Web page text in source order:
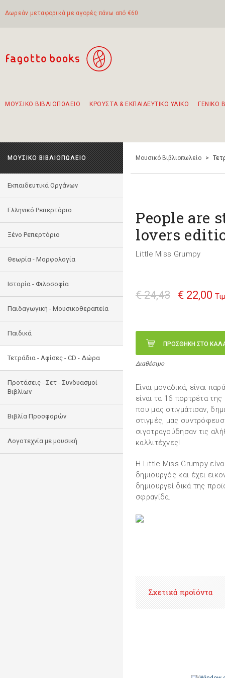
Δωρεάν μεταφορικά με αγορές πάνω από €60
ΜΟΥΣΙΚΟ ΒΙΒΛΙΟΠΩΛΕΙΟ ΚΡΟΥΣΤΑ & ΕΚΠΑΙΔΕΥΤΙΚΟ ΥΛΙΚΟ ΓΕΝΙΚΟ
ΜΟΥΣΙΚΟ ΒΙΒΛΙΟΠΩΛΕΙΟ
Εκπαιδευτικά Οργάνων
Ελληνικό Ρεπερτόριο
Ξένο Ρεπερτόριο
Θεωρία - Μορφολογία
Ιστορία - Φιλοσοφία
Παιδαγωγική - Μουσικοθεραπεία
Παιδικά
Τετράδια - Αφίσες - CD - Δώρα
Προτάσεις - Σετ - Συνδυασμοί
Βιβλίων
Βιβλία Προσφορών
Λογοτεχνία με μουσική
Μουσικό Βιβλιοπωλείο >
People are
lovers
Little Miss Grumpy
€ 24,43 € 22,00
ΠΡΟΣΘΗΚΗ ΣΤΟ
Διαθέσιμο
Είναι μοναδικά, είναι
είναι τα 16 πορτρέτα
που μας στιγμάτισαν,
στιγμές, μας
σιγοτραγούδησαν τις
καλλιτέχνες!
Η Little Miss Grumpy
δημιουργός και έχει
δημιουργεί δικά της
σφραγίδα.
Σχετικά προϊόντα